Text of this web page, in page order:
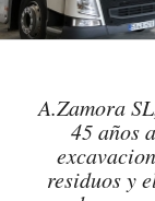
A.Zamora
45 años
residuos y